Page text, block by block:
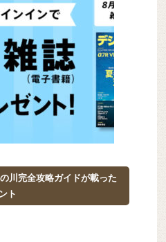
川完全攻略ガイドが載った
ト